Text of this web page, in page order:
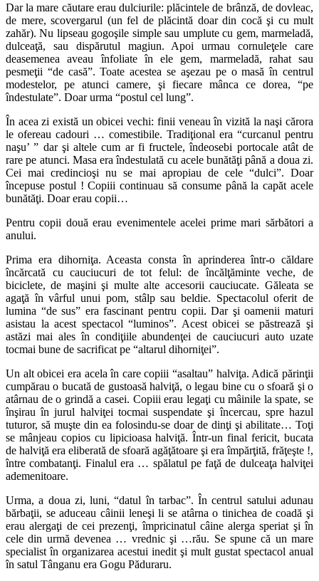
Dar la mare căutare erau dulciurile: plăcintele de brânză, de dovleac,
de mere, scovergarul (un fel de plăcintă doar din cocă şi cu mult
zahăr). Nu lipseau gogoşile simple sau umplute cu gem, marmeladă,
dulceaţă, sau dispărutul magiun. Apoi urmau cornuleţele care
deasemenea aveau înfoliate în ele gem, marmeladă, rahat sau
pesmeţii “de casă”. Toate acestea se aşezau pe o masă în centrul
modestelor, pe atunci camere, şi fiecare mânca ce dorea, “pe
îndestulate”. Doar urma “postul cel lung”.
În acea zi există un obicei vechi: finii veneau în vizită la naşi cărora
le ofereau cadouri … comestibile. Tradiţional era “curcanul pentru
naşu’ ” dar şi altele cum ar fi fructele, îndeosebi portocale atât de
rare pe atunci. Masa era îndestulată cu acele bunătăţi până a doua zi.
Cei mai credincioşi nu se mai apropiau de cele “dulci”. Doar
începuse postul ! Copiii continuau să consume până la capăt acele
bunătăţi. Doar erau copii…
Pentru copii două erau evenimentele acelei prime mari sărbători a
anului.
Prima era dihorniţa. Aceasta consta în aprinderea într-o căldare
încărcată cu cauciucuri de tot felul: de încălţăminte veche, de
biciclete, de maşini şi multe alte accesorii cauciucate. Găleata se
agaţă în vârful unui pom, stâlp sau beldie. Spectacolul oferit de
lumina “de sus” era fascinant pentru copii. Dar şi oamenii maturi
asistau la acest spectacol “luminos”. Acest obicei se păstrează şi
astăzi mai ales în condiţiile abundenţei de cauciucuri auto uzate
tocmai bune de sacrificat pe “altarul dihorniţei”.
Un alt obicei era acela în care copiii “asaltau” halviţa. Adică părinţii
cumpărau o bucată de gustoasă halviţă, o legau bine cu o sfoară şi o
atârnau de o grindă a casei. Copiii erau legaţi cu mâinile la spate, se
înşirau în jurul halviţei tocmai suspendate şi încercau, spre hazul
tuturor, să muşte din ea folosindu-se doar de dinţi şi abilitate… Toţi
se mânjeau copios cu lipicioasa halviţă. Într-un final fericit, bucata
de halviţă era eliberată de sfoară agăţătoare şi era împărţită, frăţeşte !,
între combatanţi. Finalul era … spălatul pe faţă de dulceaţa halviţei
ademenitoare.
Urma, a doua zi, luni, “datul în tarbac”. În centrul satului adunau
bărbaţii, se aduceau câinii leneşi li se atârna o tinichea de coadă şi
erau alergaţi de cei prezenţi, împricinatul câine alerga speriat şi în
cele din urmă devenea … vrednic şi …rău. Se spune că un mare
specialist în organizarea acestui inedit şi mult gustat spectacol anual
în satul Tânganu era Gogu Păduraru.